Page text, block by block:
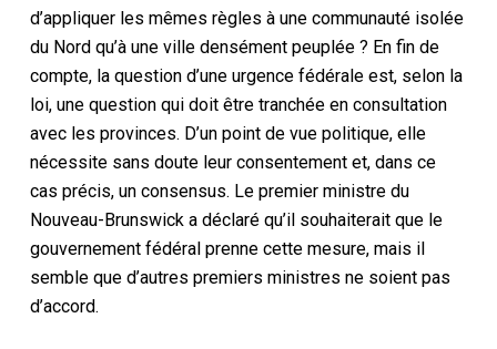
d’appliquer les mêmes règles à une communauté isolée
du Nord qu’à une ville densément peuplée ? En fin de
compte, la question d’une urgence fédérale est, selon la
loi, une question qui doit être tranchée en consultation
avec les provinces. D’un point de vue politique, elle
nécessite sans doute leur consentement et, dans ce
cas précis, un consensus. Le premier ministre du
Nouveau-Brunswick a déclaré qu’il souhaiterait que le
gouvernement fédéral prenne cette mesure, mais il
semble que d’autres premiers ministres ne soient pas
d’accord.